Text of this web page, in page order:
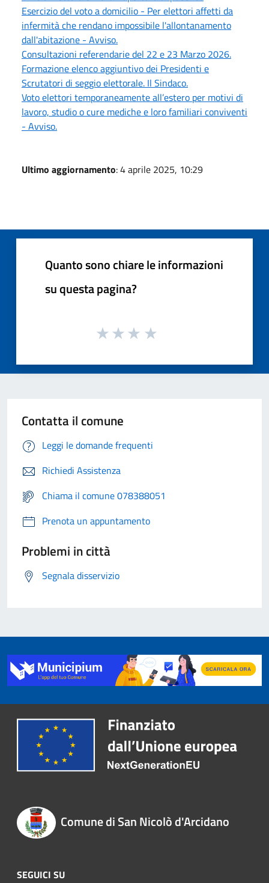
Esercizio del voto a domicilio - Per elettori affetti da
infermità che rendano impossibile l'allontanamento
dall'abitazione - Avviso.
Consultazioni referendarie del 22 e 23 Marzo 2026.
Formazione elenco aggiuntivo dei Presidenti e
Scrutatori di seggio elettorale. Il Sindaco.
Voto elettori temporaneamente all’estero per motivi di
lavoro, studio o cure mediche e loro familiari conviventi
- Avviso.
Ultimo aggiornamento: 4 aprile 2025, 10:29
Quanto sono chiare le informazioni
su questa pagina?
Contatta il comune
Leggi le domande frequenti
Richiedi Assistenza
Chiama il comune 078388051
Prenota un appuntamento
Problemi in città
Segnala disservizio
Comune di San Nicolò d'Arcidano
SEGUICI SU